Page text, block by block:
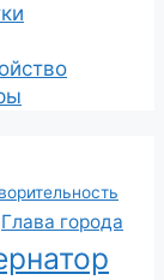
Глава города